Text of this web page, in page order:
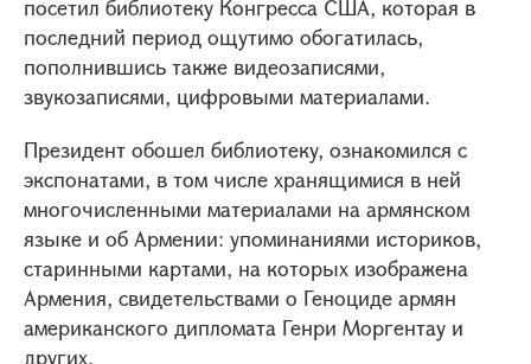
посетил библиотеку Конгресса США, которая в
последний период ощутимо обогатилась,
пополнившись также видеозаписями,
звукозаписями, цифровыми материалами.
Президент обошел библиотеку, ознакомился с
экспонатами, в том числе хранящимися в ней
многочисленными материалами на армянском
языке и об Армении: упоминаниями историков,
старинными картами, на которых изображена
Армения, свидетельствами о Геноциде армян
американского дипломата Генри Моргентау и
других.